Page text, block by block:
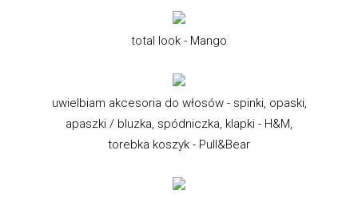
total look - Mango
uwielbiam akcesoria do włosów - spinki, opaski,
apaszki / bluzka, spódniczka, klapki - H&M,
torebka koszyk - Pull&Bear